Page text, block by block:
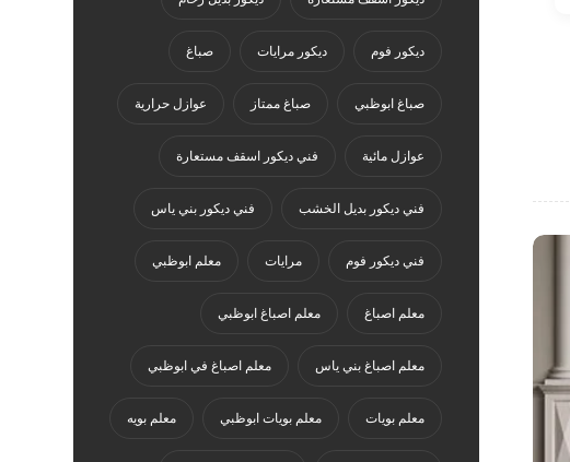
ديكور فوم ديكور مرايات صباغ
صباغ ابوظبي صباغ ممتاز عوازل حرارية
عوازل مائية فني ديكور اسقف مستعارة
فني ديكور بديل الخشب فني ديكور بني ياس
فني ديكور فوم مرايات معلم ابوظبي
معلم اصباغ معلم اصباغ ابوظبي
معلم اصباغ بني ياس معلم اصباغ في ابوظبي
معلم بويات معلم بويات ابوظبي معلم بويه